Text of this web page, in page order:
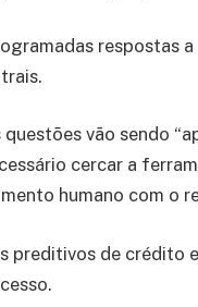
respostas
vão sendo
cercar a
humano com o
preditivos de crédito